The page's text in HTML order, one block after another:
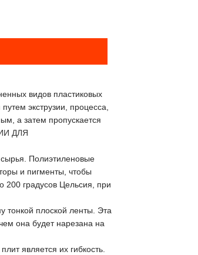
видов пластиковых
экструзии, процесса,
а затем пропускается
ДЛЯ
Полиэтиленовые
и пигменты, чтобы
200 градусов Цельсия, при
тонкой плоской ленты. Эта
она будет нарезана на
является их гибкость.